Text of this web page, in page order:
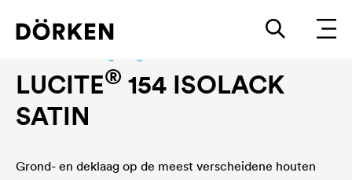
LUCITE® 154 ISOLACK
SATIN
Grond- en deklaag op de meest verscheidene houten